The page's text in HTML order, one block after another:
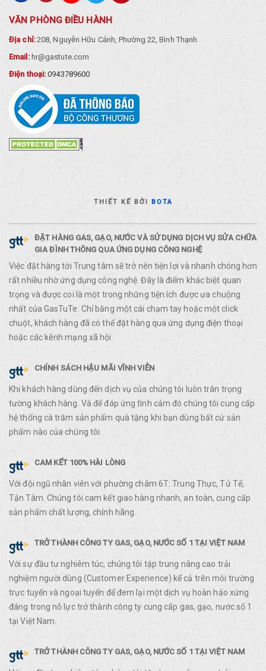
VĂN PHÒNG ĐIỀU HÀNH
Địa chỉ:208, Nguyễn Hữu Cảnh, Phường 22, Bình Thạnh
Email:hr@gastute.com
Điện thoại:0943789600
THIẾT KẾ BỞIBOTA
ĐẶT HÀNG GAS, GẠO, NƯỚC VÀ SỬ DỤNG DỊCH VỤ SỬA CHỮA
GIA ĐÌNH THÔNG QUA ỨNG DỤNG CÔNG NGHỆ
Việc đặt hàng tới Trung tâm sẽ trở nên tiện lợi và nhanh chóng hơn
rất nhiều nhờ ứng dụng công nghệ. Đây là điểm khác biệt quan
trọng và được coi là một trong những tiện ích được ưa chuộng
nhất của GasTuTe. Chỉ bằng một cái chạm tay hoặc một click
chuột, khách hàng đã có thể đặt hàng qua ứng dụng điện thoại
hoặc các kênh mạng xã hội
CHÍNH SÁCH HẬU MÃI VĨNH VIỄN
Khi khách hàng dùng đến dịch vụ của chúng tôi luôn trân trọng
tường khách hàng. Và để đáp ứng tình cảm đó chúng tôi cung cấp
hệ thống cà trăm sản phẩm quà tặng khi bạn dùng bất cứ sản
phẩm nào của chúng tôi.
CAM KẾT 100% HÀI LÒNG
Với đội ngũ nhân viên với phường châm 6T: Trung Thực, Tử Tế,
Tận Tâm. Chúng tôi cam kết giao hàng nhanh, an toàn, cung cấp
sản phẩm chất lượng, chính hãng.
TRỞ THÀNH CÔNG TY GAS, GẠO, NƯỚC SỐ 1 TẠI VIỆT NAM
Với sự đầu tư nghiêm túc, chúng tôi tập trung nâng cao trải
nghiệm người dùng (Customer Experience) kể cả trên môi trường
trực tuyến và ngoại tuyến để đem lại một dịch vụ hoàn hảo xứng
đáng trong nỗ lực trở thành công ty cung cấp gas, gạo, nước số 1
tại Việt Nam.
TRỞ THÀNH CÔNG TY GAS, GẠO, NƯỚC SỐ 1 TẠI VIỆT NAM